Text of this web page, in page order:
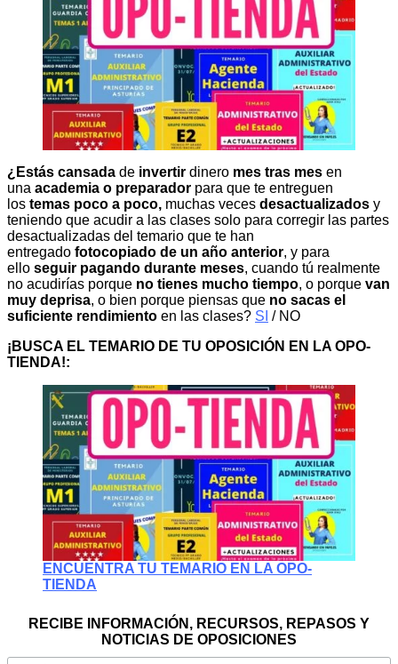
¿Estás cansada de invertir dinero mes tras mes en
una academia o preparador para que te entreguen
los temas poco a poco, muchas veces desactualizados y
teniendo que acudir a las clases solo para corregir las partes
desactualizadas del temario que te han
entregado fotocopiado de un año anterior, y para
ello seguir pagando durante meses, cuando tú realmente
no acudirías porque no tienes mucho tiempo, o porque van
muy deprisa, o bien porque piensas que no sacas el
suficiente rendimiento en las clases? SI / NO
¡BUSCA EL TEMARIO DE TU OPOSICIÓN EN LA OPO-
TIENDA!:
ENCUENTRA TU TEMARIO EN LA OPO-
TIENDA
RECIBE INFORMACIÓN, RECURSOS, REPASOS Y
NOTICIAS DE OPOSICIONES